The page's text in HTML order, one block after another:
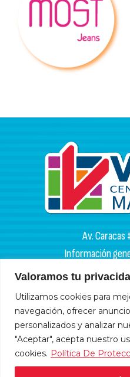
Valoramos tu
Utilizamos cookies para
navegación, ofrecer
personalizados y analizar
"Aceptar", acepta nuestro
cookies. Política De
Av.
Información
PQR:
HORARIOS
Miércoles y
Lunes, martes, jueves y
Domingos y